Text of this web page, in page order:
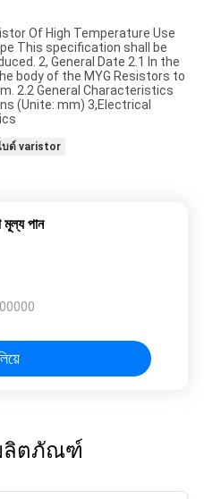
Of High Temperature Use
This specification shall be
2, General Date 2.1 In the
body of the MYG Resistors to
2.2 General Characteristics
(Unite: mm) 3,Electrical
บด์ varistor
মূল্য পান
ลิตภัณฑ์